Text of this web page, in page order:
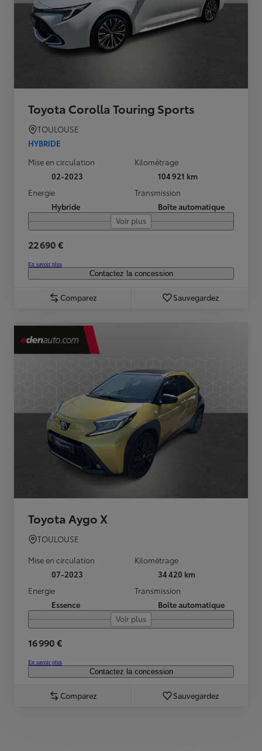
Toyota Corolla Touring Sports
TOULOUSE
HYBRIDE
Mise en circulation
02-2023
Kilométrage
104 921 km
Energie
Hybride
Transmission
Boîte automatique
Voir plus
22 690 €
En savoir plus
Contactez la concession
Comparez Sauvegardez
Toyota Aygo X
TOULOUSE
Mise en circulation
07-2023
Kilométrage
34 420 km
Energie
Essence
Transmission
Boîte automatique
Voir plus
16 990 €
En savoir plus
Contactez la concession
Comparez Sauvegardez